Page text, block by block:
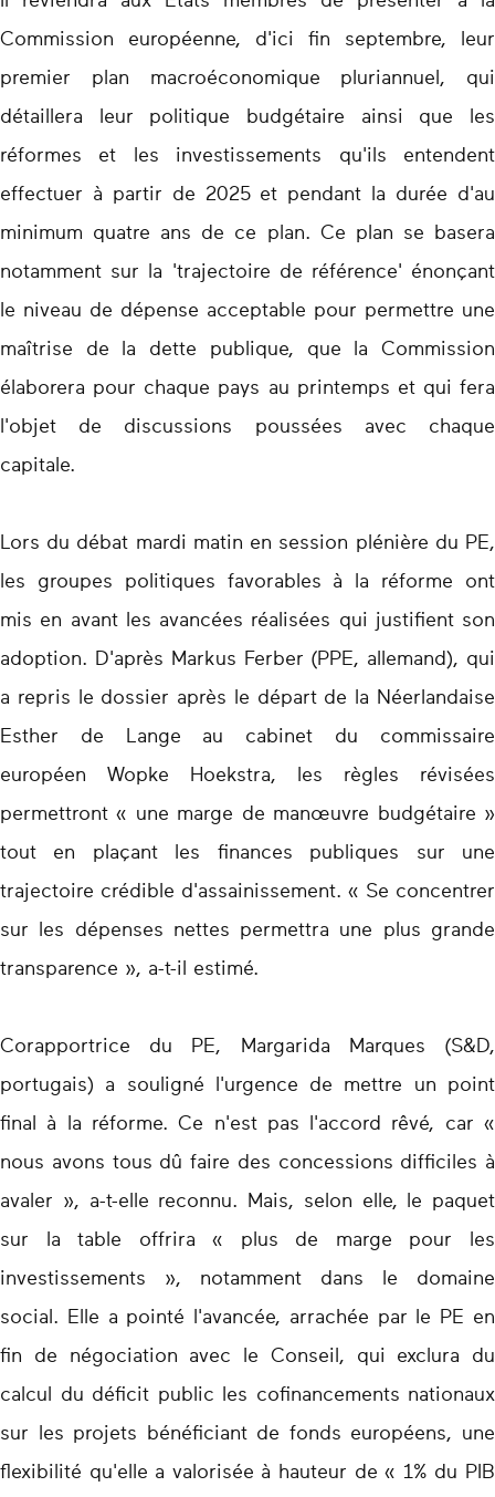
Commission européenne, d'ici fin septembre, leur
premier plan macroéconomique pluriannuel, qui
détaillera leur politique budgétaire ainsi que les
réformes et les investissements qu'ils entendent
effectuer à partir de 2025 et pendant la durée d'au
minimum quatre ans de ce plan. Ce plan se basera
notamment sur la 'trajectoire de référence' énonçant
le niveau de dépense acceptable pour permettre une
maîtrise de la dette publique, que la Commission
élaborera pour chaque pays au printemps et qui fera
l'objet de discussions poussées avec chaque
capitale.
Lors du débat mardi matin en session plénière du PE,
les groupes politiques favorables à la réforme ont
mis en avant les avancées réalisées qui justifient son
adoption. D'après Markus Ferber (PPE, allemand), qui
a repris le dossier après le départ de la Néerlandaise
Esther de Lange au cabinet du commissaire
européen Wopke Hoekstra, les règles révisées
permettront « une marge de manœuvre budgétaire »
tout en plaçant les finances publiques sur une
trajectoire crédible d'assainissement. « Se concentrer
sur les dépenses nettes permettra une plus grande
transparence », a-t-il estimé.
Corapportrice du PE, Margarida Marques (S&D,
portugais) a souligné l'urgence de mettre un point
final à la réforme. Ce n'est pas l'accord rêvé, car «
nous avons tous dû faire des concessions difficiles à
avaler », a-t-elle reconnu. Mais, selon elle, le paquet
sur la table offrira « plus de marge pour les
investissements », notamment dans le domaine
social. Elle a pointé l'avancée, arrachée par le PE en
fin de négociation avec le Conseil, qui exclura du
calcul du déficit public les cofinancements nationaux
sur les projets bénéficiant de fonds européens, une
flexibilité qu'elle a valorisée à hauteur de « 1% du PIB